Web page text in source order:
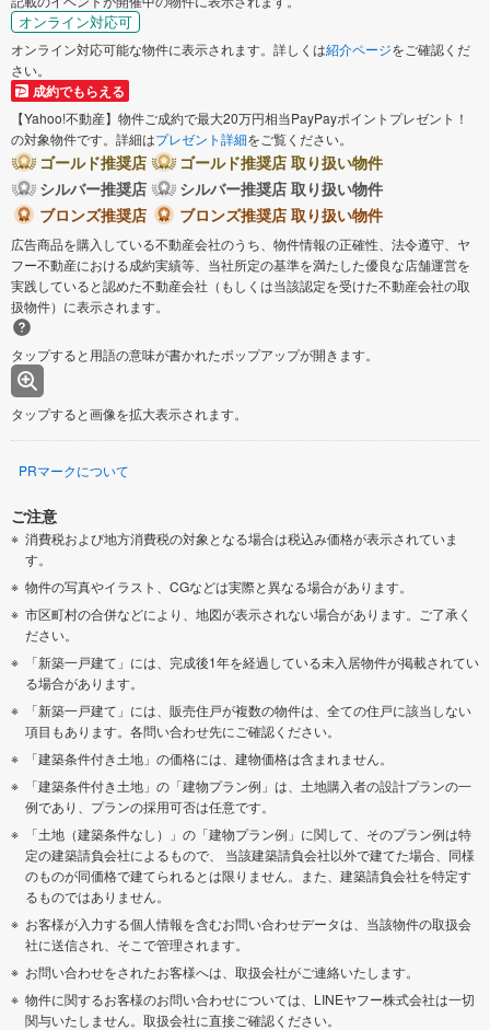
オンライン対応可
オンライン対応可能な物件に表示されます。詳しくは紹介ページをご確認くだ
さい。
成約でもらえる
【Yahoo!不動産】物件ご成約で最大20万円相当PayPayポイントプレゼント！
の対象物件です。詳細はプレゼント詳細をご覧ください。
ゴールド推奨店
ゴールド推奨店 取り扱い物件
シルバー推奨店
シルバー推奨店 取り扱い物件
ブロンズ推奨店
ブロンズ推奨店 取り扱い物件
広告商品を購入している不動産会社のうち、物件情報の正確性、法令遵守、ヤ
フー不動産における成約実績等、当社所定の基準を満たした優良な店舗運営を
実践していると認めた不動産会社（もしくは当該認定を受けた不動産会社の取
扱物件）に表示されます。
タップすると用語の意味が書かれたポップアップが開きます。
タップすると画像を拡大表示されます。
PRマークについて
ご注意
消費税および地方消費税の対象となる場合は税込み価格が表示されていま
す。
物件の写真やイラスト、CGなどは実際と異なる場合があります。
市区町村の合併などにより、地図が表示されない場合があります。ご了承く
ださい。
「新築一戸建て」には、完成後1年を経過している未入居物件が掲載されてい
る場合があります。
「新築一戸建て」には、販売住戸が複数の物件は、全ての住戸に該当しない
項目もあります。各問い合わせ先にご確認ください。
「建築条件付き土地」の価格には、建物価格は含まれません。
「建築条件付き土地」の「建物プラン例」は、土地購入者の設計プランの一
例であり、プランの採用可否は任意です。
「土地（建築条件なし）」の「建物プラン例」に関して、そのプラン例は特
定の建築請負会社によるもので、 当該建築請負会社以外で建てた場合、同様
のものが同価格で建てられるとは限りません。また、建築請負会社を特定す
るものではありません。
お客様が入力する個人情報を含むお問い合わせデータは、当該物件の取扱会
社に送信され、そこで管理されます。
お問い合わせをされたお客様へは、取扱会社がご連絡いたします。
物件に関するお客様のお問い合わせについては、LINEヤフー株式会社は一切
関与いたしません。取扱会社に直接ご確認ください。